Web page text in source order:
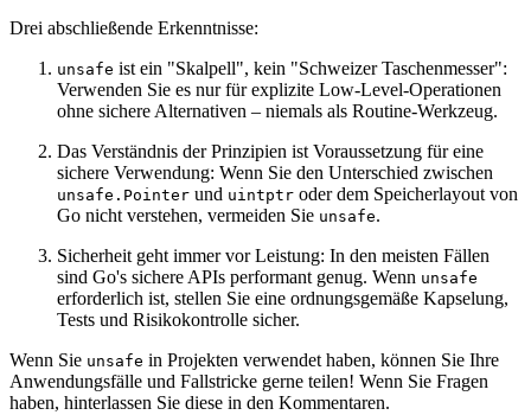
Drei abschließende Erkenntnisse:
unsafe ist ein "Skalpell", kein "Schweizer Taschenmesser":
Verwenden Sie es nur für explizite Low-Level-Operationen
ohne sichere Alternativen – niemals als Routine-Werkzeug.
Das Verständnis der Prinzipien ist Voraussetzung für eine
sichere Verwendung: Wenn Sie den Unterschied zwischen
unsafe.Pointer und uintptr oder dem Speicherlayout von
Go nicht verstehen, vermeiden Sie unsafe.
Sicherheit geht immer vor Leistung: In den meisten Fällen
sind Go's sichere APIs performant genug. Wenn unsafe
erforderlich ist, stellen Sie eine ordnungsgemäße Kapselung,
Tests und Risikokontrolle sicher.
Wenn Sie unsafe in Projekten verwendet haben, können Sie Ihre
Anwendungsfälle und Fallstricke gerne teilen! Wenn Sie Fragen
haben, hinterlassen Sie diese in den Kommentaren.